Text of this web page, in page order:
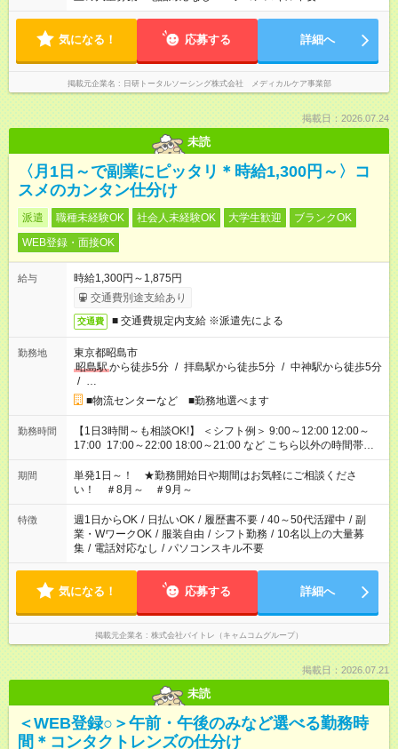
気になる！ 応募する 詳細へ
掲載元企業名 日研トータルソーシング株式会社 メディカルケア事業部
掲載日：2026.07.24
未読
〈月1日～で副業にピッタリ＊時給1,300円～〉コ
スメのカンタン仕分け
派遣 職種未経験OK 社会人未経験OK 大学生歓迎
ブランクOK
WEB登録・面接OK
給与
時給1,300円～1,875円
交通費別途支給あり
交通費 ■ 交通費規定内支給 ※派遣先による
勤務地
東京都昭島市
昭島駅から徒歩5分 / 拝島駅から徒歩5分 / 中神駅から徒歩5分
/ …
■物流センターなど ■勤務地選べます
勤務時間
【1日3時間～も相談OK!】 ＜シフト例＞ 9:00～12:00 12:00～
17:00 17:00～22:00 18:00～21:00 など こちら以外の時間帯も
お気軽にご相談ください！
期間
単発1日～！ ★勤務開始日や期間はお気軽にご相談くださ
い！ ＃8月～ ＃9月～
特徴 週1日からOK / 日払いOK / 履歴書不要 / 40～50代活躍中 / 副
業・WワークOK / 服装自由 / シフト勤務 / 10名以上の大量募
集 / 電話対応なし / パソコンスキル不要
気になる！ 応募する 詳細へ
掲載元企業名 株式会社バイトレ（キャムコムグループ）
掲載日：2026.07.21
未読
＜WEB登録○＞午前・午後のみなど選べる勤務時
間＊コンタクトレンズの仕分け